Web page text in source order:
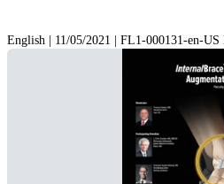
English | 11/05/2021 | FL1-000131-en-US